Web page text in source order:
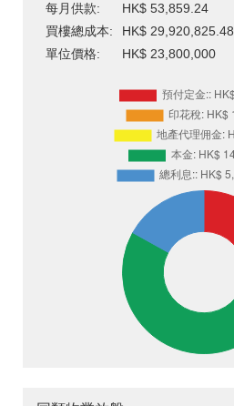
每月供款:
HK$ 53,859.24
買樓總成本:
HK$ 29,920,825.48
單位價格:
HK$ 23,800,000